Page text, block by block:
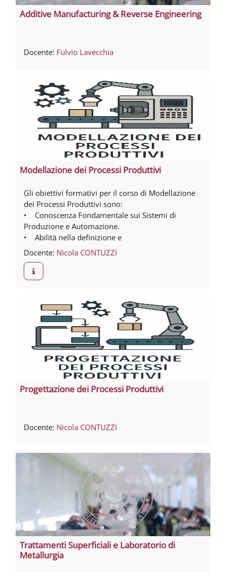
Additive Manufacturing & Reverse Engineering
Docente: Fulvio Lavecchia
Modellazione dei Processi Produttivi
Gli obiettivi formativi per il corso di Modellazione
dei Processi Produttivi sono:
• Conoscenza Fondamentale sui Sistemi di
Produzione e Automazione.
• Abilità nella definizione e
Docente: Nicola CONTUZZI
Progettazione dei Processi Produttivi
Docente: Nicola CONTUZZI
Trattamenti Superficiali e Laboratorio di
Metallurgia